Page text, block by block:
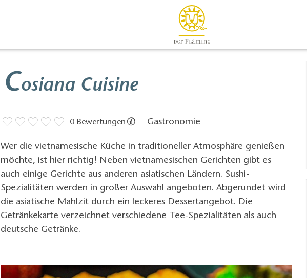
Cosiana Cuisine
0 Bewertungen Gastronomie
Wer die vietnamesische Küche in traditioneller Atmosphäre genießen
möchte, ist hier richtig! Neben vietnamesischen Gerichten gibt es
auch einige Gerichte aus anderen asiatischen Ländern. Sushi-
Spezialitäten werden in großer Auswahl angeboten. Abgerundet wird
die asiatische Mahlzit durch ein leckeres Dessertangebot. Die
Getränkekarte verzeichnet verschiedene Tee-Spezialitäten als auch
deutsche Getränke.